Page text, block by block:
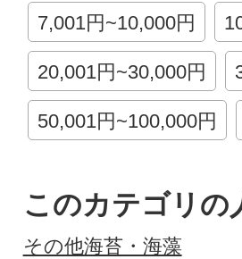
7,001円~10,000円
20,001円~30,000円
50,001円~100,000円
このカテゴリの
その他海苔・海藻